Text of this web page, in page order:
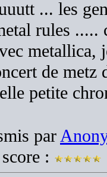
... les
rules .....
metallica,
de metz
petite
par
: